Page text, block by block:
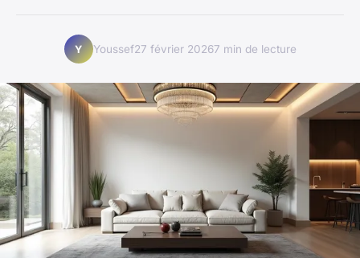
Y Youssef27 février 20267 min de lecture